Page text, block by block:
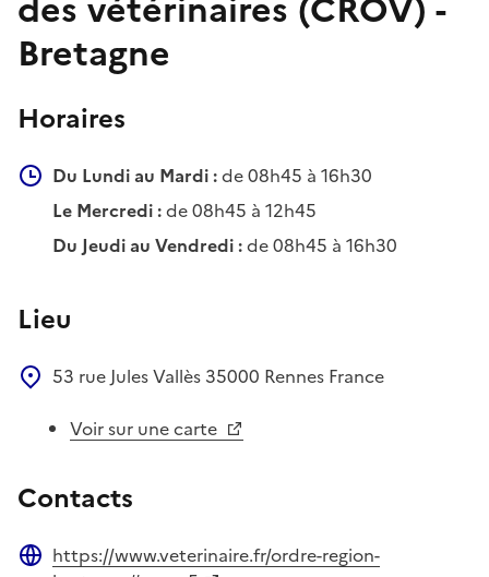
Bretagne
Horaires
Du Lundi au Mardi :de 08h45 à 16h30
Le Mercredi :de 08h45 à 12h45
Du Jeudi au Vendredi :de 08h45 à 16h30
Lieu
53 rue Jules Vallès 35000 Rennes France
Voir sur une carte
Contacts
https://www.veterinaire.fr/ordre-region-